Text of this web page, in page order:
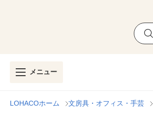
メニュー
LOHACOホーム 文房具・オフィス・手芸